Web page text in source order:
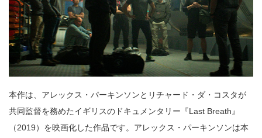
本作は、アレックス・パーキンソンとリチャード・ダ・コスタが
共同監督を務めたイギリスのドキュメンタリー『Last Breath』
（2019）を映画化した作品です。アレックス・パーキンソンは本